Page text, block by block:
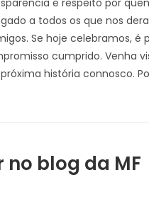
e respeito por
a todos os que nos
Se hoje celebramos,
cumprido. Venha
história connosco.
blog da MF